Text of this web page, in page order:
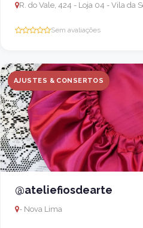
Sem avaliações
AJUSTES & CONSERTOS
@ateliefiosdearte
- Nova Lima